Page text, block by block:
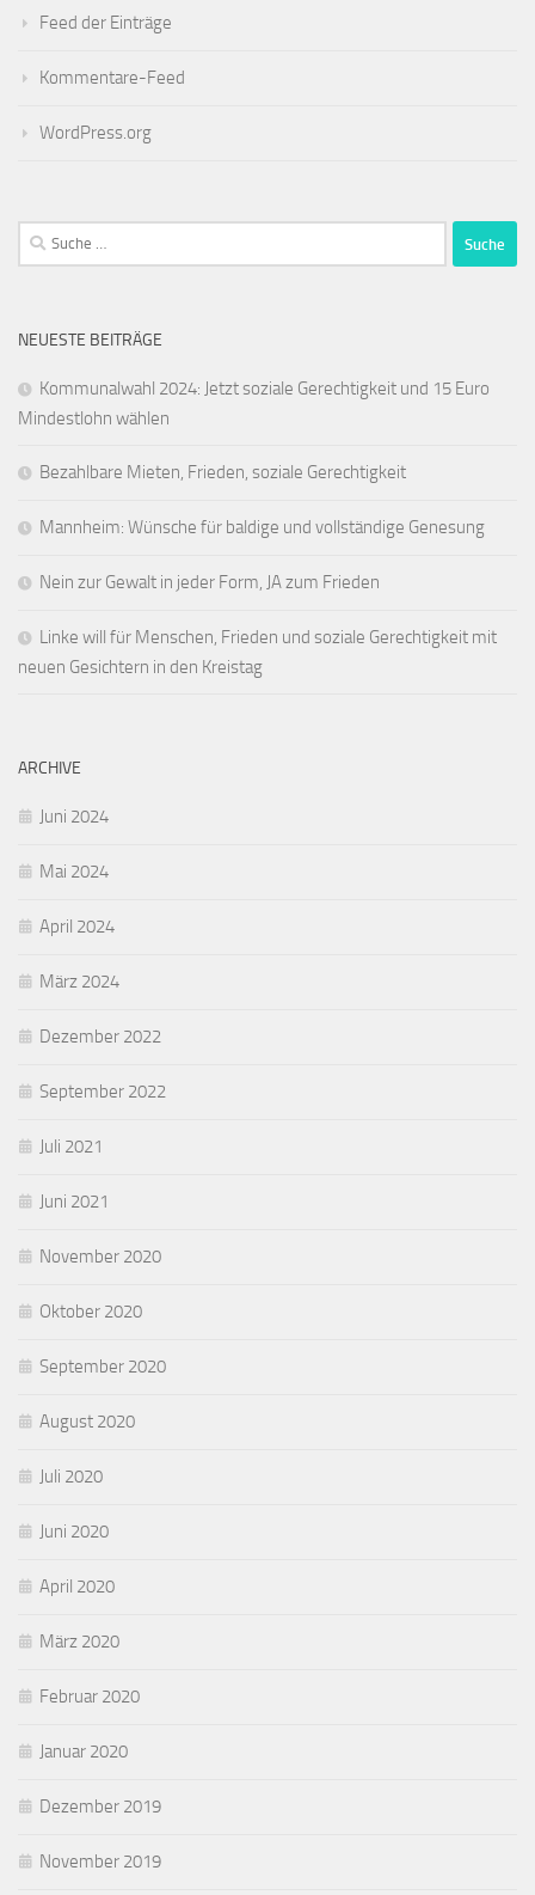
Feed der Einträge
Kommentare-Feed
WordPress.org
Suche
nach:
NEUESTE BEITRÄGE
Kommunalwahl 2024: Jetzt soziale Gerechtigkeit und 15 Euro
Mindestlohn wählen
Bezahlbare Mieten, Frieden, soziale Gerechtigkeit
Mannheim: Wünsche für baldige und vollständige Genesung
Nein zur Gewalt in jeder Form, JA zum Frieden
Linke will für Menschen, Frieden und soziale Gerechtigkeit mit
neuen Gesichtern in den Kreistag
ARCHIVE
Juni 2024
Mai 2024
April 2024
März 2024
Dezember 2022
September 2022
Juli 2021
Juni 2021
November 2020
Oktober 2020
September 2020
August 2020
Juli 2020
Juni 2020
April 2020
März 2020
Februar 2020
Januar 2020
Dezember 2019
November 2019